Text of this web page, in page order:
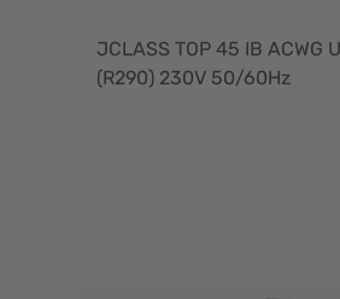
JCLASS TOP 45 IB ACWG
(R290) 230V 50/60Hz